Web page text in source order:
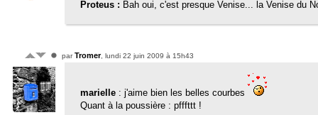
Proteus : Bah oui, c'est presque Venise... la Venise du
parTromer, lundi 22 juin 2009 à 15h43
marielle : j'aime bien les belles courbes
Quant à la poussière : pfffttt !